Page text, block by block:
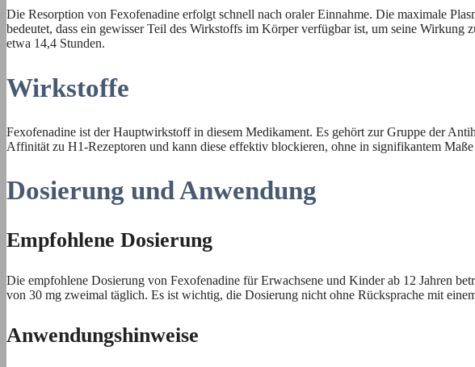
Die Resorption von Fexofenadine erfolgt schnell nach oraler Einnahme. Die maximale
bedeutet, dass ein gewisser Teil des Wirkstoffs im Körper verfügbar ist, um seine
etwa 14,4 Stunden.
Wirkstoffe
Fexofenadine ist der Hauptwirkstoff in diesem Medikament. Es gehört zur Gruppe der
Affinität zu H1-Rezeptoren und kann diese effektiv blockieren, ohne in signifikantem
Dosierung und Anwendung
Empfohlene Dosierung
Die empfohlene Dosierung von Fexofenadine für Erwachsene und Kinder ab 12 Jahren
von 30 mg zweimal täglich. Es ist wichtig, die Dosierung nicht ohne Rücksprache mit
Anwendungshinweise